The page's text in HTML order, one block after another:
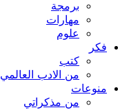
برمجة
مهارات
علوم
فكر
كتب
من الادب العالمي
منوعات
من مذكراتي